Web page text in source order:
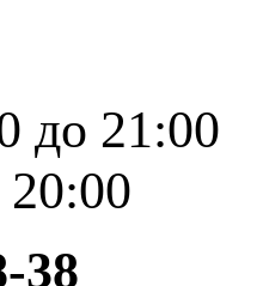
до 21:00
38